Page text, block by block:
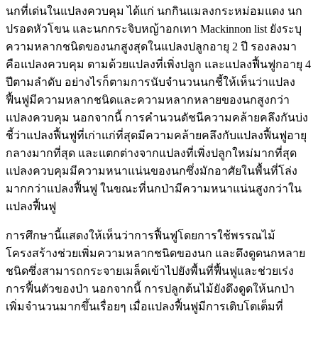
นกที่เด่นในแปลงควบคุม ได้แก่ นกกินแมลงกระหม่อมแดง นก
ปรอดหัวโขน และนกกระจิบหญ้าอกเทา Mackinnon list ยังระบุ
ความหลากชนิดของนกสูงสุดในแปลงปลูกอายุ 2 ปี รองลงมา
คือแปลงควบคุม ตามด้วยแปลงที่เพิ่งปลูก และแปลงฟื้นฟูกอายุ 4
ปีตามลำดับ อย่างไรก็ตามการนับจำนวนนกชี้ให้เห็นว่าแปลง
ฟื้นฟูมีความหลากชนิดและความหลากหลายของนกสูงกว่า
แปลงควบคุม นอกจากนี้ การคำนวนดัชนีความคล้ายคลึงกันบ่ง
ชี้ว่าแปลงฟื้นฟูที่เก่าแก่ที่สุดมีความคล้ายคลึงกับแปลงฟื้นฟูอายุ
กลางมากที่สุด และแตกต่างจากแปลงที่เพิ่งปลูกใหม่มากที่สุด
แปลงควบคุมมีความหนาแน่นของนกซึ่งมักอาศัยในพื้นที่โล่ง
มากกว่าแปลงฟื้นฟู ในขณะที่นกป่ามีความหนาแน่นสูงกว่าใน
แปลงฟื้นฟู
การศึกษานี้แสดงให้เห็นว่าการฟื้นฟูโดยการใช้พรรณไม้
โครงสร้างช่วยเพิ่มความหลากชนิดของนก และดึงดูดนกหลาย
ชนิดซึ่งสามารถกระจายเมล็ดเข้าไปยังพื้นที่ฟื้นฟูและช่วยเร่ง
การฟื้นตัวของป่า นอกจากนี้ การปลูกต้นไม้ยังดึงดูดให้นกป่า
เพิ่มจำนวนมากขึ้นเรื่อยๆ เมื่อแปลงฟื้นฟูมีการเติบโตเต็มที่